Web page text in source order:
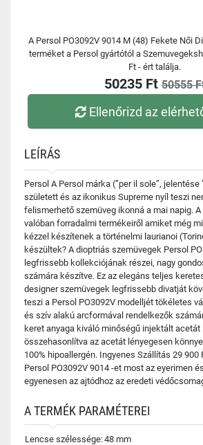
A Persol PO3092V 9014 M (48) Fekete Női
terméket a Persol gyártótól a
Ft - ért találja.
50235 Ft 50555
Ellenőrizd az
LEÍRÁS
Persol A Persol márka (”per il sole”, jelentése
született és az ikonikus Supreme nyíl teszi
felismerhető szemüveg ikonná a mai napig.
valóban forradalmi termékeiről amiket még
kézzel készítenek a történelmi laurianoi
készültek? A dioptriás szemüvegek Persol
legfrissebb kollekciójának részei, nagy
számára készítve. Ez az elegáns teljes
designer szemüvegek legfrissebb divatját
teszi a Persol PO3092V modelljét tökéletes
és szív alakú arcformával rendelkezők
keret anyaga kiváló minőségű injektált acetát
összehasonlítva az acetát lényegesen
100% hipoallergén. Ingyenes Szállítás 29 900
Persol PO3092V 9014 -et most az eyerimen
egyenesen az ajtódhoz az eredeti
A TERMÉK PARAMÉTEREI
Lencse szélessége:48 mm